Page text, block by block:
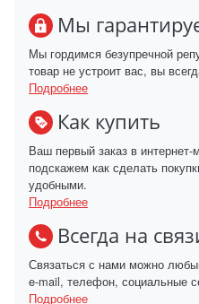
Мы
Мы гордимся безупречной
товар не устроит вас, вы
Подробнее
Как купить
Ваш первый заказ в
подскажем как сделать
удобными.
Подробнее
Всегда на
Связаться с нами можно
e-mail, телефон, социальные
Подробнее